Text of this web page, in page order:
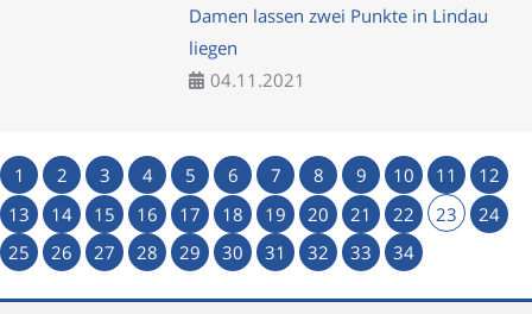
Damen lassen zwei Punkte in Lindau
liegen
04.11.2021
1 2 3 4 5 6 7 8 9 10 11
12
13
14 15 16 17 18 19 20 21 22 23
24
25
26 27 28 29 30 31 32 33 34